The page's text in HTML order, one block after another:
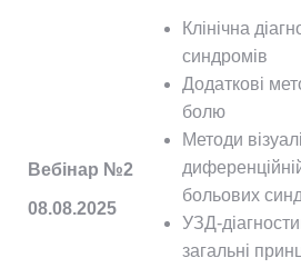
Вебінар №2
08.08.2025
Клінічна
синдромів
Додаткові
болю
Методи
больових
УЗД-
загальні